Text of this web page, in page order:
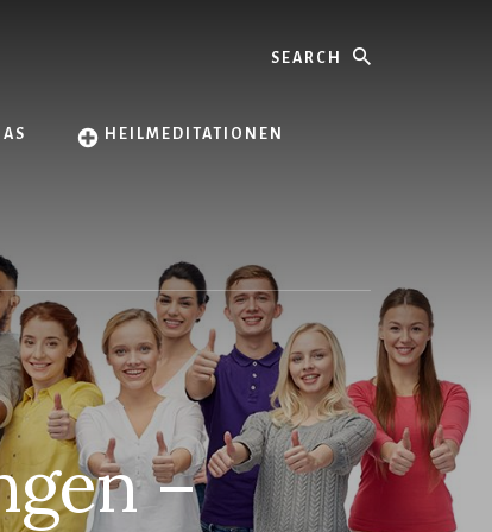
HEILMEDITATIONEN
–